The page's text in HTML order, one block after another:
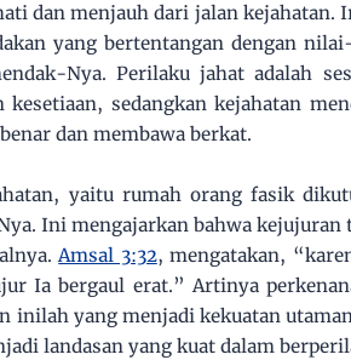
dan menjauh dari jalan kejahatan.
yang bertentangan dengan
Nya. Perilaku jahat adalah
sedangkan kejahatan
dan membawa berkat.
yaitu rumah orang fasik
Ini mengajarkan bahwa kejujuran
Amsal 3:32, mengatakan,
Ia bergaul erat.” Artinya
yang menjadi kekuatan
landasan yang kuat dalam